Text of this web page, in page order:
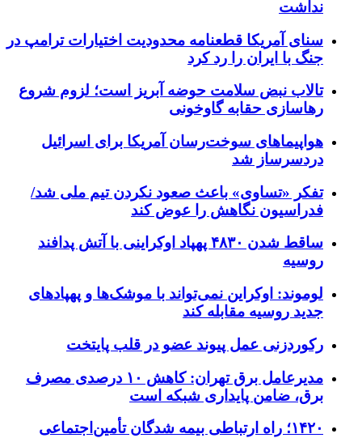
نداشت
سنای آمریکا قطعنامه محدودیت اختیارات ترامپ در
جنگ با ایران را رد کرد
تالاب نبض سلامت حوضه آبریز است؛ لزوم شروع
رهاسازی حقابه گاوخونی
هواپیماهای سوخت‌رسان آمریکا برای اسرائیل
دردسرساز شد
تفکر «تساوی» باعث صعود نکردن تیم ملی شد/
فدراسیون نگاهش را عوض کند
ساقط شدن ۴۸۳۰ پهپاد اوکراینی با آتش پدافند
روسیه
لوموند: اوکراین نمی‌تواند با موشک‌ها و پهپادهای
جدید روسیه مقابله کند
رکوردزنی عمل پیوند عضو در قلب پایتخت
مدیرعامل برق تهران: کاهش ۱۰ درصدی مصرف
برق، ضامن پایداری شبکه است
۱۴۲۰؛ راه ارتباطی بیمه شدگان تأمین‌اجتماعی